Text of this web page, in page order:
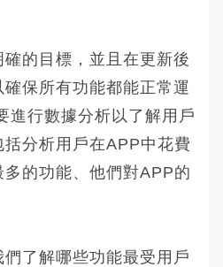
的目標，並且在更新後
保所有功能都能正常運
進行數據分析以了解用戶
分析用戶在APP中花費
的功能、他們對APP的
了解哪些功能最受用戶